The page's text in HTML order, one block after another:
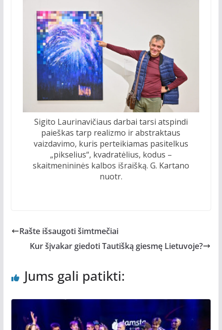
Sigito Laurinavičiaus darbai tarsi atspindi
paieškas tarp realizmo ir abstraktaus
vaizdavimo, kuris perteikiamas pasitelkus
„pikselius“, kvadratėlius, kodus –
skaitmenininės kalbos išraišką. G. Kartano
nuotr.
Rašte išsaugoti šimtmečiai
Kur šįvakar giedoti Tautišką giesmę Lietuvoje?
Jums gali patikti: